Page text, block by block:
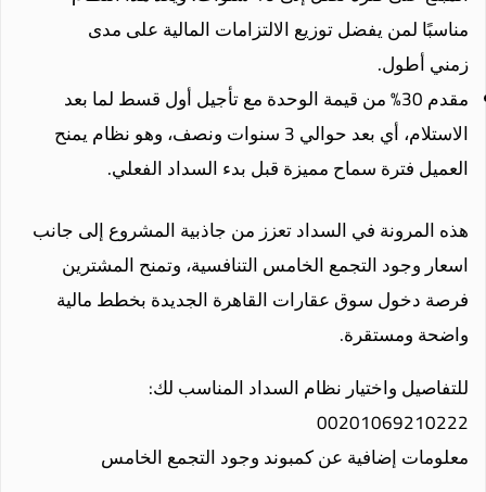
مناسبًا لمن يفضل توزيع الالتزامات المالية على مدى
زمني أطول.
مقدم 30% من قيمة الوحدة مع تأجيل أول قسط لما بعد
الاستلام، أي بعد حوالي 3 سنوات ونصف، وهو نظام يمنح
العميل فترة سماح مميزة قبل بدء السداد الفعلي.
هذه المرونة في السداد تعزز من جاذبية المشروع إلى جانب
اسعار وجود التجمع الخامس التنافسية، وتمنح المشترين
فرصة دخول سوق عقارات القاهرة الجديدة بخطط مالية
واضحة ومستقرة.
للتفاصيل واختيار نظام السداد المناسب لك:
00201069210222
معلومات إضافية عن كمبوند وجود التجمع الخامس